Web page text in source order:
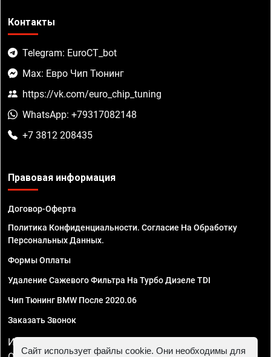
Контакты
Telegram: EuroCT_bot
Max: Евро Чип Тюнинг
https://vk.com/euro_chip_tuning
WhatsApp: +79317082148
+7 3812 208435
Правовая информация
Договор-Оферта
Политика Конфиденциальности. Согласие На Обработку
Персональных Данных.
Формы Оплаты
Удаление Сажевого Фильтра На Турбо Дизеле TDI
Чип Тюнинг BMW После 2020.06
Заказать Звонок
ИП Смирнов Георгий Павлович. ИНН 781302555843,
Сайт использует файлы cookie. Они необходимы для